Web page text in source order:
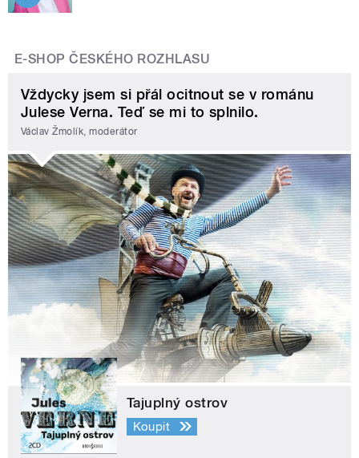
E-SHOP ČESKÉHO ROZHLASU
Vždycky jsem si přál ocitnout se v románu
Julese Verna. Teď se mi to splnilo.
Václav Žmolík, moderátor
Tajuplný ostrov
Koupit